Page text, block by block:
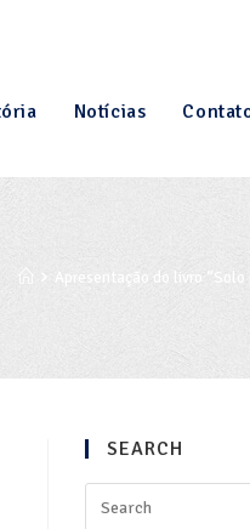
Notícias
Apresentação do livro “Solo
SEARCH